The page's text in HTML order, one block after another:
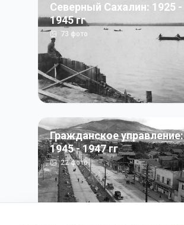
Северный Сахалин: 1925 -
1945 гг
73 фото
Гражданское управление:
1945 - 1947 гг
22фото